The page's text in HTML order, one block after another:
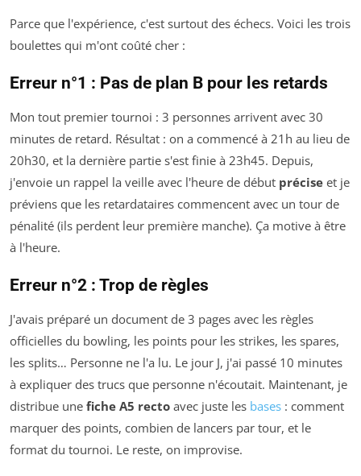
Parce que l'expérience, c'est surtout des échecs. Voici les trois
boulettes qui m'ont coûté cher :
Erreur n°1 : Pas de plan B pour les retards
Mon tout premier tournoi : 3 personnes arrivent avec 30
minutes de retard. Résultat : on a commencé à 21h au lieu de
20h30, et la dernière partie s'est finie à 23h45. Depuis,
j'envoie un rappel la veille avec l'heure de début précise et je
préviens que les retardataires commencent avec un tour de
pénalité (ils perdent leur première manche). Ça motive à être
à l'heure.
Erreur n°2 : Trop de règles
J'avais préparé un document de 3 pages avec les règles
officielles du bowling, les points pour les strikes, les spares,
les splits… Personne ne l'a lu. Le jour J, j'ai passé 10 minutes
à expliquer des trucs que personne n'écoutait. Maintenant, je
distribue une fiche A5 recto avec juste les bases : comment
marquer des points, combien de lancers par tour, et le
format du tournoi. Le reste, on improvise.